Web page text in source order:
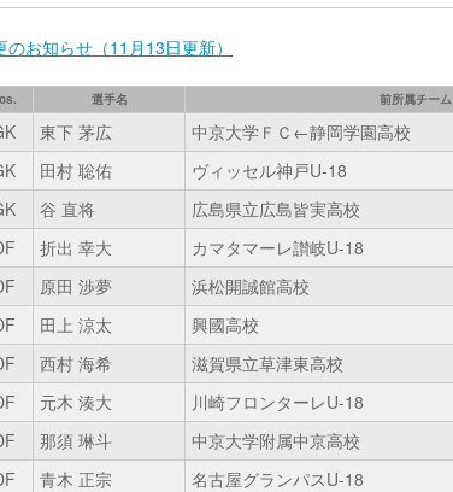
のお知らせ（11月13日更新）
選手名 前所属チーム
東下 茅広 中京大学ＦＣ←静岡学園高校
田村 聡佑 ヴィッセル神戸U-18
谷 直将 広島県立広島皆実高校
折出 幸大 カマタマーレ讃岐U-18
原田 渉夢 浜松開誠館高校
田上 涼太 興國高校
西村 海希 滋賀県立草津東高校
元木 湊大 川崎フロンターレU-18
那須 琳斗 中京大学附属中京高校
青木 正宗 名古屋グランパスU-18